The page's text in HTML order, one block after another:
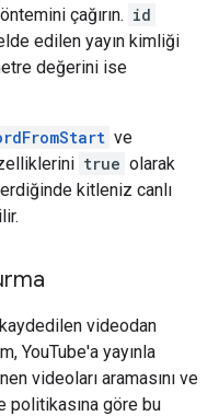
çağırın. id
edilen yayın kimliği
değerini ise
ve
true olarak
kitleniz canlı
kaydedilen videodan
YouTube'a yayınla
videoları aramasını ve
göre bu